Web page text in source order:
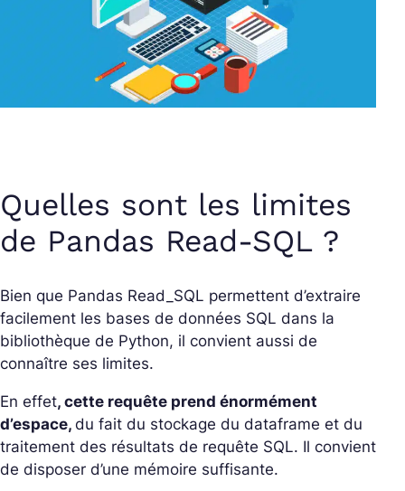
Quelles sont les limites
de Pandas Read-SQL ?
Bien que Pandas Read_SQL permettent d’extraire
facilement les bases de données SQL dans la
bibliothèque de Python, il convient aussi de
connaître ses limites.
En effet, cette requête prend énormément
d’espace, du fait du stockage du dataframe et du
traitement des résultats de requête SQL. Il convient
de disposer d’une mémoire suffisante.